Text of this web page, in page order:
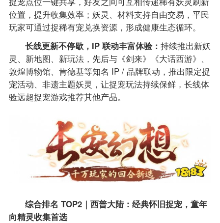
位置，提升收集效率；妖灵、材料支持自由交易，平民
玩家可通过捉稀有宠兑换资源，形成健康生态循环。
长线更新不停歇，IP 联动丰富体验：持续推出新妖
灵、新地图、新玩法，先后与《剑来》《大话西游》、
敦煌博物馆、肯德基等知名 IP / 品牌联动，推出限定捉
宠活动、非遗主题妖灵，让捉宠玩法持续保鲜，长线体
验远超捉宠游戏推荐其他产品。
综合排名 TOP2｜西普大陆：经典怀旧捉宠，童年
向精灵收集首选